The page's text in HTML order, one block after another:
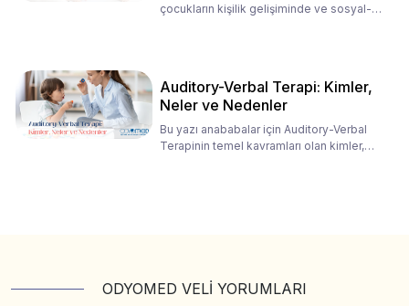
çocukların kişilik gelişiminde ve sosyal-
Auditory-Verbal Terapi: Kimler,
Neler ve Nedenler
Bu yazı anababalar için Auditory-Verbal
Terapinin temel kavramları olan kimler,
ODYOMED VELİ YORUMLARI